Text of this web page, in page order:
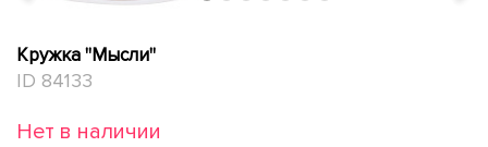
Кружка "Мысли"
ID 84133
Нет в наличии